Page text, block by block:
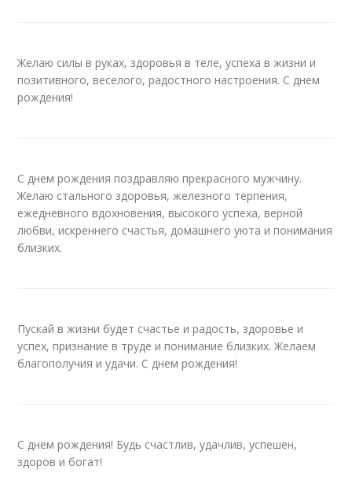
Желаю силы в руках, здоровья в теле, успеха в жизни и
позитивного, веселого, радостного настроения. С днем
рождения!
С днем рождения поздравляю прекрасного мужчину.
Желаю стального здоровья, железного терпения,
ежедневного вдохновения, высокого успеха, верной
любви, искреннего счастья, домашнего уюта и понимания
близких.
Пускай в жизни будет счастье и радость, здоровье и
успех, признание в труде и понимание близких. Желаем
благополучия и удачи. С днем рождения!
С днем рождения! Будь счастлив, удачлив, успешен,
здоров и богат!